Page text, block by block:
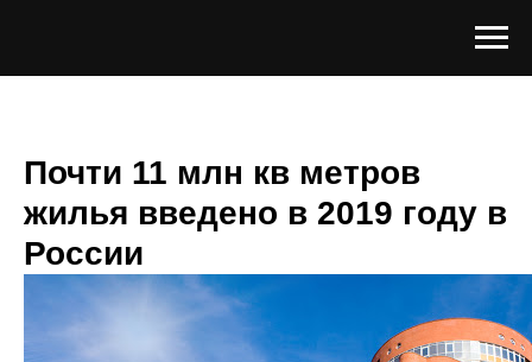
Почти 11 млн кв метров
жилья введено в 2019 году в
России